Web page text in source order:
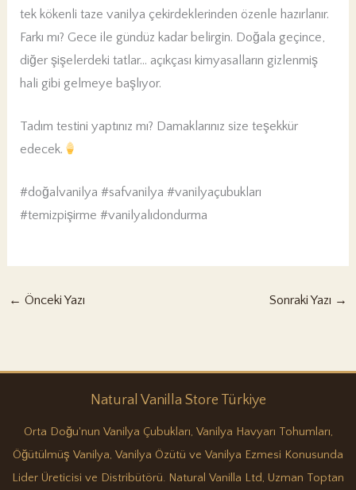
tek kökenli taze vanilya çekirdeklerinden özenle hazırlanır.
Farkı mı? Gece ile gündüz kadar belirgin. Doğala geçince,
diğer şişelerdeki tatlar… açıkçası kimyasalların gizlenmiş
hali gibi gelmeye başlıyor.
Tadım testini yaptınız mı? Damaklarınız size teşekkür
edecek.
#doğalvanilya #safvanilya #vanilyaçubukları
#temizpişirme #vanilyalıdondurma
← Önceki Yazı Sonraki Yazı →
Natural Vanilla Store Türkiye
Orta Doğu'nun Vanilya Çubukları, Vanilya Havyarı Tohumları,
Öğütülmüş Vanilya, Vanilya Özütü ve Vanilya Ezmesi Konusunda
Lider Üreticisi ve Distribütörü. Natural Vanilla Ltd, Uzman Toptan